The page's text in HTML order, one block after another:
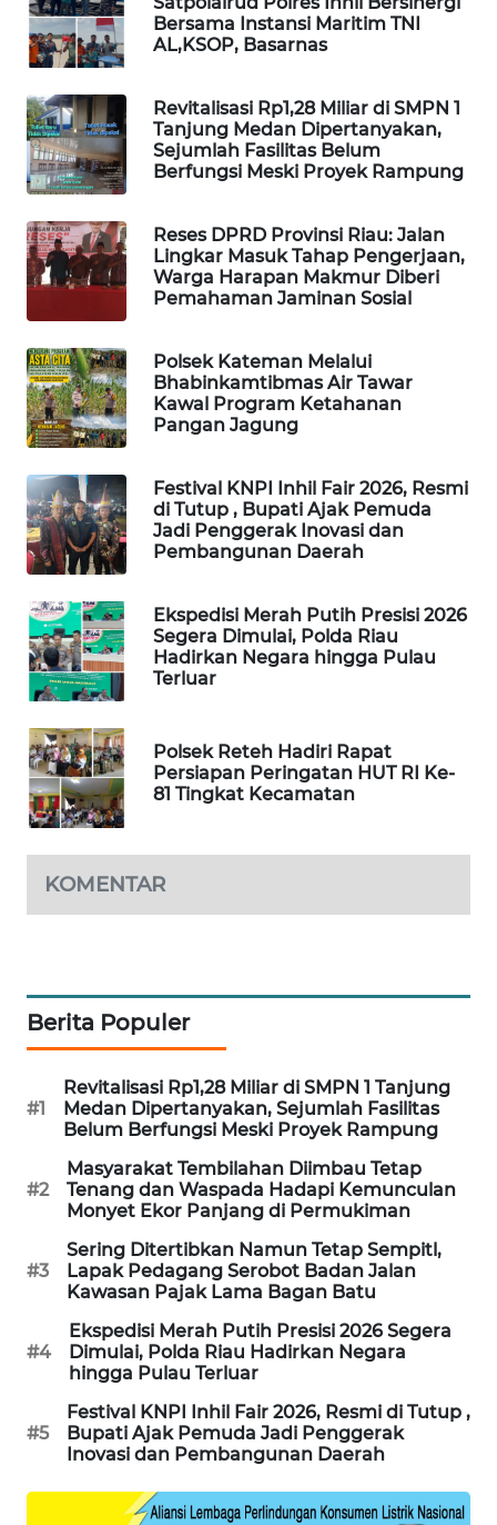
Bersama Instansi Maritim TNI
AL,KSOP, Basarnas
Revitalisasi Rp1,28 Miliar di SMPN 1
Tanjung Medan Dipertanyakan,
Sejumlah Fasilitas Belum
Berfungsi Meski Proyek Rampung
Reses DPRD Provinsi Riau: Jalan
Lingkar Masuk Tahap Pengerjaan,
Warga Harapan Makmur Diberi
Pemahaman Jaminan Sosial
Polsek Kateman Melalui
Bhabinkamtibmas Air Tawar
Kawal Program Ketahanan
Pangan Jagung
Festival KNPI Inhil Fair 2026, Resmi
di Tutup , Bupati Ajak Pemuda
Jadi Penggerak Inovasi dan
Pembangunan Daerah
Ekspedisi Merah Putih Presisi 2026
Segera Dimulai, Polda Riau
Hadirkan Negara hingga Pulau
Terluar
Polsek Reteh Hadiri Rapat
Persiapan Peringatan HUT RI Ke-
81 Tingkat Kecamatan
KOMENTAR
Berita Populer
#1
Revitalisasi Rp1,28 Miliar di SMPN 1 Tanjung
Medan Dipertanyakan, Sejumlah Fasilitas
Belum Berfungsi Meski Proyek Rampung
#2
Masyarakat Tembilahan Diimbau Tetap
Tenang dan Waspada Hadapi Kemunculan
Monyet Ekor Panjang di Permukiman
#3
Sering Ditertibkan Namun Tetap Sempitl,
Lapak Pedagang Serobot Badan Jalan
Kawasan Pajak Lama Bagan Batu
#4
Ekspedisi Merah Putih Presisi 2026 Segera
Dimulai, Polda Riau Hadirkan Negara
hingga Pulau Terluar
#5
Festival KNPI Inhil Fair 2026, Resmi di Tutup ,
Bupati Ajak Pemuda Jadi Penggerak
Inovasi dan Pembangunan Daerah
SITUNGIR
NEWS
SIDIKALANG
NEWS
SIBARAGAS
METRO
SIANTAR
METRO
MEDAN
NEWS
METRO
JAKARTA
NEWS
KRT
NEWS
KARING
NEWS
JURNAL
MARITIM
HUMBANG
FISUELRI
ID
NEWS
NEWS
BERKAT
NEWS
BERAMPU
NEWS
ANUGERAH
NEWS